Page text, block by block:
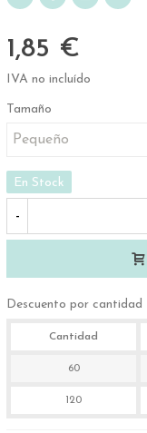
1,85 €
IVA no incluído
Tamaño
En Stock
-
Descuento por cantidad
Cantidad
60
120